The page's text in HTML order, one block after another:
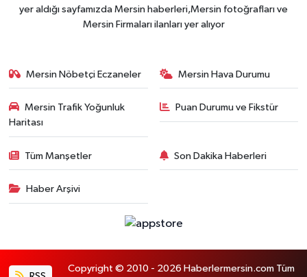
yer aldığı sayfamızda Mersin haberleri,Mersin fotoğrafları ve
Mersin Firmaları ilanları yer alıyor
Mersin Nöbetçi Eczaneler Mersin Hava Durumu
Mersin Trafik Yoğunluk
Haritası
Puan Durumu ve Fikstür
Tüm Manşetler Son Dakika Haberleri
Haber Arşivi
Copyright © 2010 - 2026 Haberlermersin.com Tüm